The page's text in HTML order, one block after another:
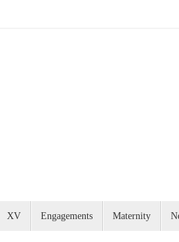
XV Engagements Maternity